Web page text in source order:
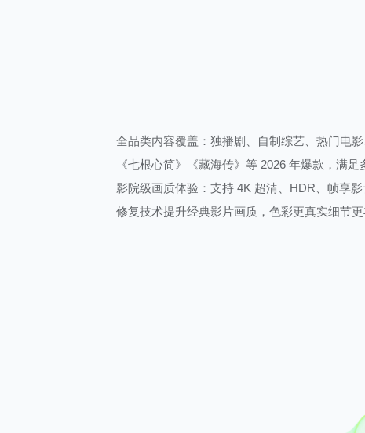
全品类内容覆盖：独播剧、自制综艺、热门电
《七根心简》《藏海传》等 2026 年爆款，满足
影院级画质体验：支持 4K 超清、HDR、帧享
修复技术提升经典影片画质，色彩更真实细节更